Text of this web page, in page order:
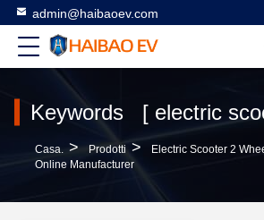
admin@haibaoev.com
Casa. > Prodotti >
Electric Scooter 2
Online Manufacturer